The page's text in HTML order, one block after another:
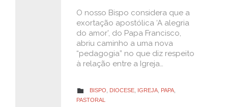
O nosso Bispo considera que a
exortação apostólica ‘A alegria
do amor’, do Papa Francisco,
abriu caminho a uma nova
“pedagogia” no que diz respeito
à relação entre a Igreja…
 CATEGORY
BISPO DIOCESE IGREJA PAPA
PASTORAL